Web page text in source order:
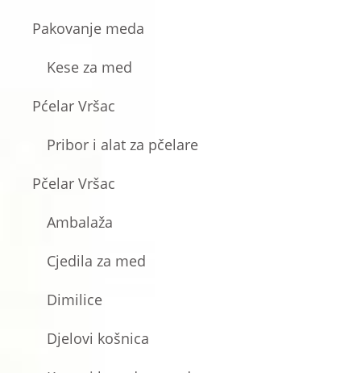
Pakovanje meda
Kese za med
Pćelar Vršac
Pribor i alat za pčelare
Pčelar Vršac
Ambalaža
Cjedila za med
Dimilice
Djelovi košnica